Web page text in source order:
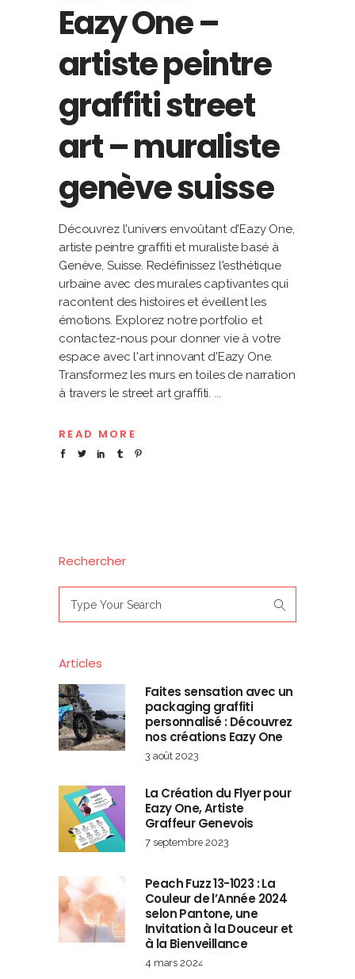
Eazy One –
artiste peintre
graffiti street
art – muraliste
genève suisse
Découvrez l'univers envoûtant d'Eazy One,
artiste peintre graffiti et muraliste basé à
Genève, Suisse. Redéfinissez l'esthétique
urbaine avec des murales captivantes qui
racontent des histoires et éveillent les
émotions. Explorez notre portfolio et
contactez-nous pour donner vie à votre
espace avec l'art innovant d'Eazy One.
Transformez les murs en toiles de narration
à travers le street art graffiti.
READ MORE
Rechercher
for:
Articles
Faites sensation avec un
packaging graffiti
personnalisé : Découvrez
nos créations Eazy One
3 août 2023
La Création du Flyer pour
Eazy One, Artiste
Graffeur Genevois
7 septembre 2023
Peach Fuzz 13-1023 : La
Couleur de l’Année 2024
selon Pantone, une
Invitation à la Douceur et
à la Bienveillance
4 mars 2024